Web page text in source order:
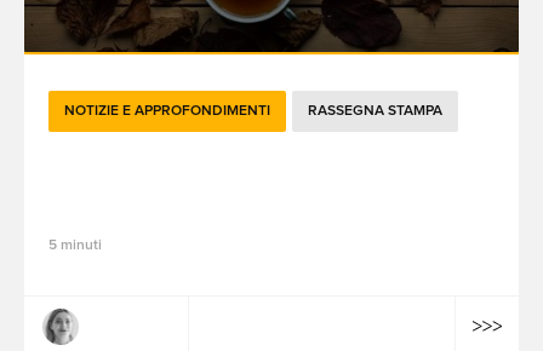
NOTIZIE E APPROFONDIMENTI RASSEGNA STAMPA
5 minuti